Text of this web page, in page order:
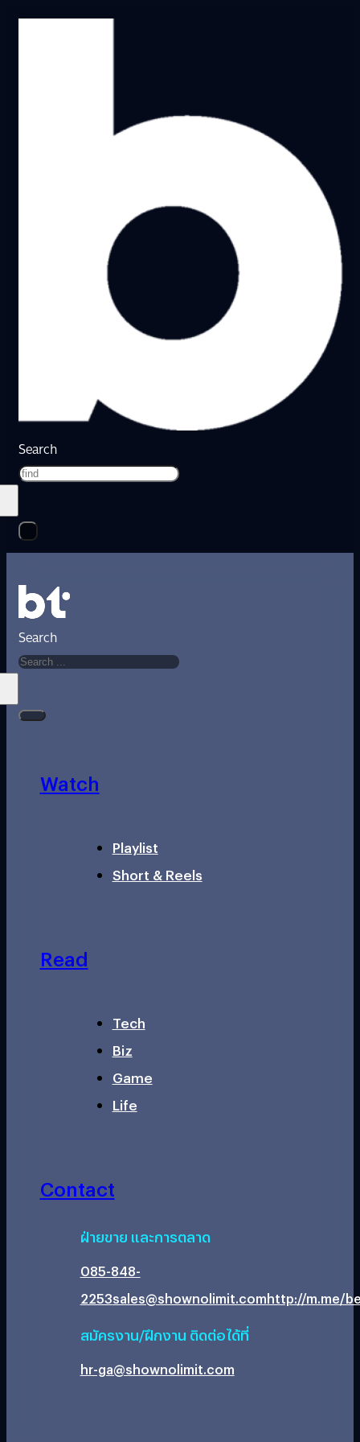
Search
Search
Watch
Playlist
Short & Reels
Read
Tech
Biz
Game
Life
Contact
ฝ่ายขาย และการตลาด
085-848-
2253sales@shownolimit.comhttp://m.me/
สมัครงาน/ฝึกงาน ติดต่อได้ที่
hr-ga@shownolimit.com